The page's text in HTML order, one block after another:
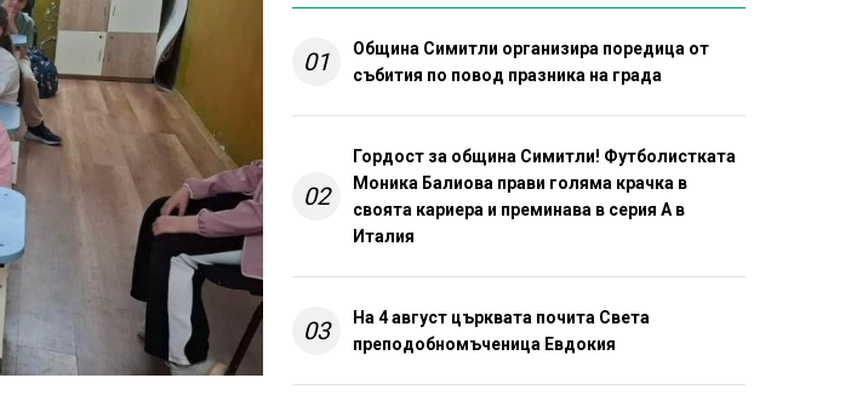
01
Община Симитли организира поредица от
събития по повод празника на града
02
Гордост за община Симитли! Футболистката
Моника Балиова прави голяма крачка в
своята кариера и преминава в серия А в
Италия
03
На 4 август църквата почита Света
преподобномъченица Евдокия